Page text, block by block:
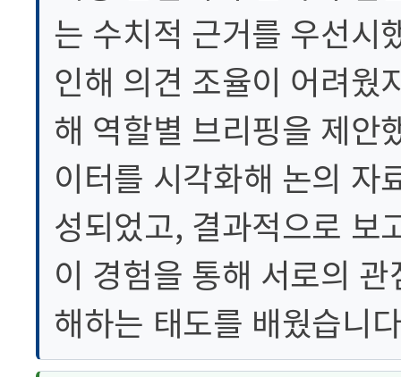
는 수치적 근거를 우선시
인해 의견 조율이 어려웠
해 역할별 브리핑을 제안
이터를 시각화해 논의 자
성되었고, 결과적으로 보
이 경험을 통해 서로의
해하는 태도를 배웠습니